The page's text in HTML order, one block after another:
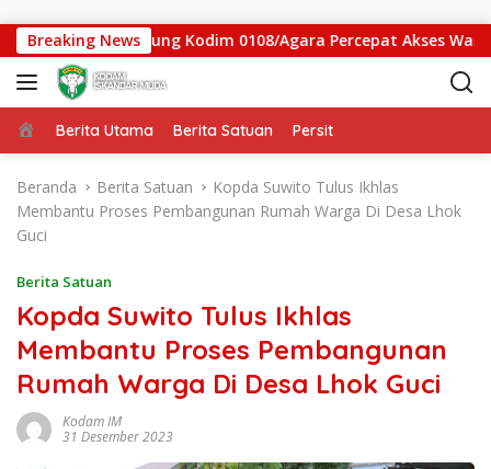
Breaking News
Gantung Kodim 0108/Agara Percepat Akses Warga
Beranda
Berita Utama Berita Satuan Persit
Beranda Berita Satuan
Kopda Suwito Tulus Ikhlas
Membantu Proses Pembangunan Rumah Warga Di Desa Lhok
Guci
Berita Satuan
Kopda Suwito Tulus Ikhlas
Membantu Proses Pembangunan
Rumah Warga Di Desa Lhok Guci
Kodam IM
31 Desember 2023